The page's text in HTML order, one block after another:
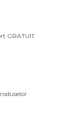
GRATUIT